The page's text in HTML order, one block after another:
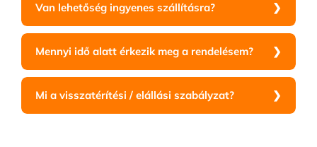
Van lehetőség ingyenes szállításra?
Mennyi idő alatt érkezik meg a rendelésem?
Mi a visszatérítési / elállási szabályzat?